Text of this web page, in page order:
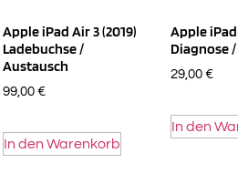
Apple iPad Air 3 (2019)
Ladebuchse /
Austausch
99,00€
In den Warenkorb
Apple iPad
Diagnose
29,00 €
In den